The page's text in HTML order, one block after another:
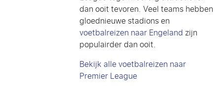
dan ooit tevoren. Veel teams hebben
gloednieuwe stadions en
voetbalreizen naar Engeland zijn
populairder dan ooit.
Bekijk alle voetbalreizen naar
Premier League